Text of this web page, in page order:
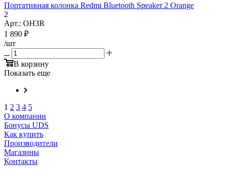
Портативная колонка Redmi Bluetooth Speaker 2 Orange
2
Арт.: OH3R
1 890 ₽
/шт
В корзину
Показать еще
1 2 3 4 5
О компании
Бонусы UDS
Как купить
Производители
Магазины
Контакты